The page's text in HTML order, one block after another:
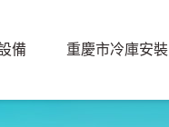
備 重慶市冷庫安裝